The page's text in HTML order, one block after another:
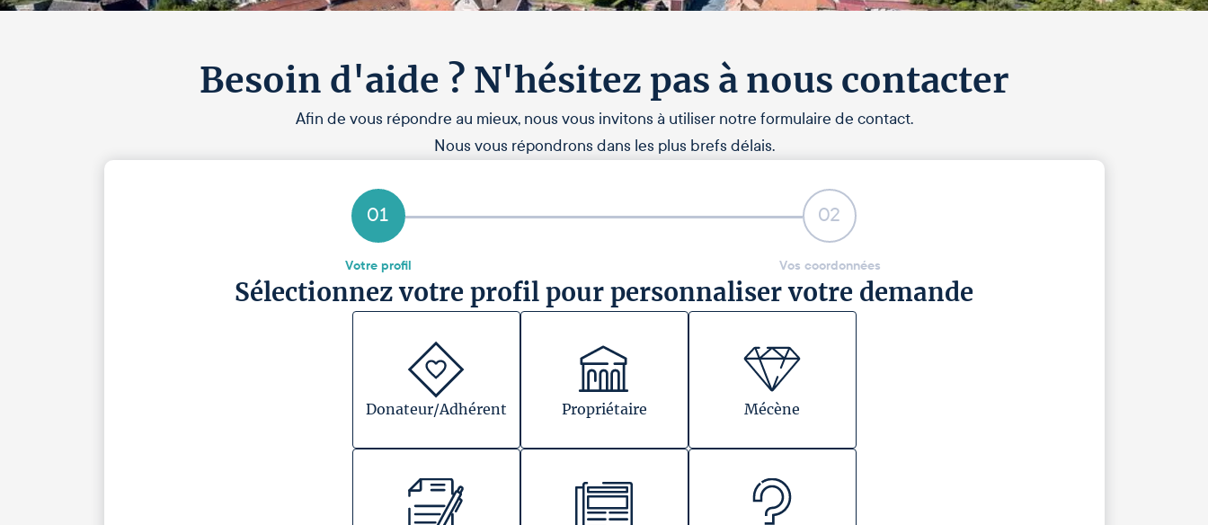
Besoin d'aide ? N'hésitez pas à nous contacter
Afin de vous répondre au mieux, nous vous invitons à utiliser notre formulaire de contact.
Nous vous répondrons dans les plus brefs délais.
01
Votre profil
02
Vos coordonnées
Sélectionnez votre profil pour personnaliser votre demande
Donateur/Adhérent Propriétaire Mécène